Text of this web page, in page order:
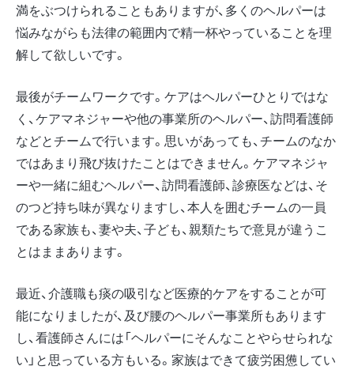
満をぶつけられることもありますが、多くのヘルパーは
悩みながらも法律の範囲内で精一杯やっていることを理
解して欲しいです。
最後がチームワークです。ケアはヘルパーひとりではな
く、ケアマネジャーや他の事業所のヘルパー、訪問看護師
などとチームで行います。思いがあっても、チームのなか
ではあまり飛び抜けたことはできません。ケアマネジャ
ーや一緒に組むヘルパー、訪問看護師、診療医などは、そ
のつど持ち味が異なりますし、本人を囲むチームの一員
である家族も、妻や夫、子ども、親類たちで意見が違うこ
とはままあります。
最近、介護職も痰の吸引など医療的ケアをすることが可
能になりましたが、及び腰のヘルパー事業所もあります
し、看護師さんには「ヘルパーにそんなことやらせられな
い」と思っている方もいる。家族はできて疲労困憊してい